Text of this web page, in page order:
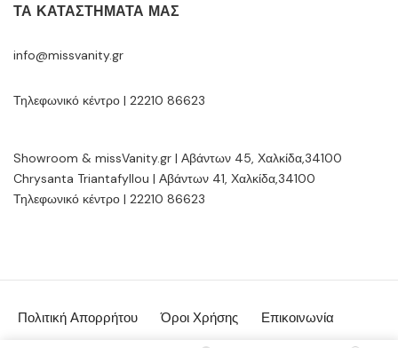
ΤΑ ΚΑΤΑΣΤΉΜΑΤΆ ΜΑΣ
info@missvanity.gr
Τηλεφωνικό κέντρο | 22210 86623
Showroom & missVanity.gr | Αβάντων 45, Χαλκίδα,34100
Chrysanta Triantafyllou | Αβάντων 41, Χαλκίδα,34100
Τηλεφωνικό κέντρο | 22210 86623
Πολιτική Απορρήτου Όροι Χρήσης Επικοινωνία